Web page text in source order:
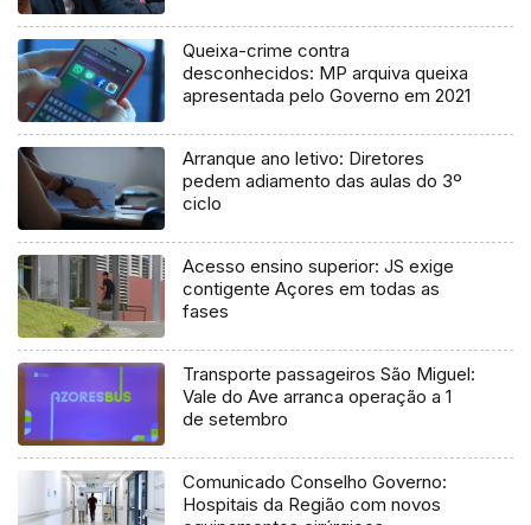
Queixa-crime contra
desconhecidos: MP arquiva queixa
apresentada pelo Governo em 2021
Arranque ano letivo: Diretores
pedem adiamento das aulas do 3º
ciclo
Acesso ensino superior: JS exige
contigente Açores em todas as
fases
Transporte passageiros São Miguel:
Vale do Ave arranca operação a 1
de setembro
Comunicado Conselho Governo:
Hospitais da Região com novos